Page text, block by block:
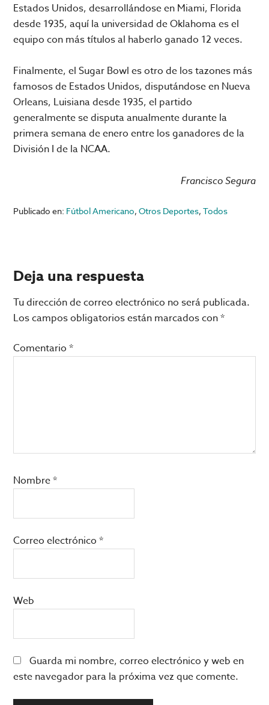
Estados Unidos, desarrollándose en Miami, Florida
desde 1935, aquí la universidad de Oklahoma es el
equipo con más títulos al haberlo ganado 12 veces.
Finalmente, el Sugar Bowl es otro de los tazones más
famosos de Estados Unidos, disputándose en Nueva
Orleans, Luisiana desde 1935, el partido
generalmente se disputa anualmente durante la
primera semana de enero entre los ganadores de la
División I de la NCAA.
Francisco Segura
Publicado en: Fútbol Americano,Otros Deportes,Todos
Interacciones
con
los
lectores
Deja una respuesta
Tu dirección de correo electrónico no será publicada.
Los campos obligatorios están marcados con*
Comentario*
Nombre*
Correo electrónico*
Web
Guarda mi nombre, correo electrónico y web en
este navegador para la próxima vez que comente.